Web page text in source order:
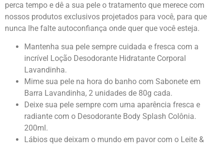
perca tempo e dê a sua pele o tratamento que merece com
nossos produtos exclusivos projetados para você, para que
nunca lhe falte autoconfiança onde quer que você esteja.
Mantenha sua pele sempre cuidada e fresca com a
incrível Loção Desodorante Hidratante Corporal
Lavandinha.
Mime sua pele na hora do banho com Sabonete em
Barra Lavandinha, 2 unidades de 80g cada.
Deixe sua pele sempre com uma aparência fresca e
radiante com o Desodorante Body Splash Colônia.
200ml.
Lábios que deixam o mundo em pavor com o Leite &